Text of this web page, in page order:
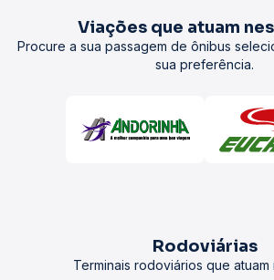
Viações que atuam
Procure a sua passagem de ônibus
sua preferência.
Rodoviárias
Terminais rodoviários que atuam